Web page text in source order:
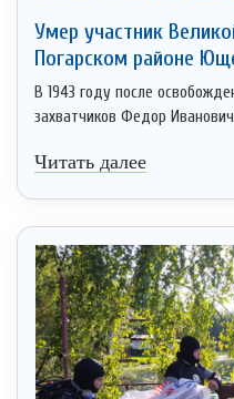
Умер участник
Погарском районе
В 1943 году после
захватчиков Федор
Читать далее